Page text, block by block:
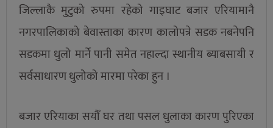
जिल्लाकै मुटुको रुपमा रहेको गाइघाट बजार एरियामानै
नगरपालिकाको बेवास्ताका कारण कालोपत्रे सडक नबनेपनि
सडकमा धुलो मार्ने पानी समेत नहाल्दा स्थानीय ब्याबसायी र
सर्वसाधारण धुलोको मारमा परेका हुन ।
बजार एरियाका सयौँ घर तथा पसल धुलाका कारण पुरिएका